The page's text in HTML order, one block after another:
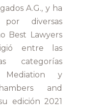
A.G., y ha
diversas
Best Lawyers
entre las
categorías
y
and
edición 2021